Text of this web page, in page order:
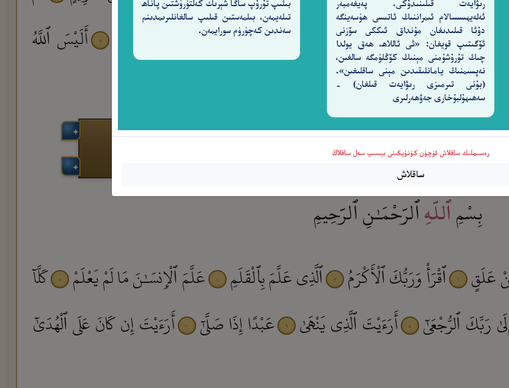
رىۋايەت قىلىنىدۇكى، پەيغەمبەر
ئەلەيھىسسالام ئىمراننىڭ ئاتىسى ھۈسەينگە
دۇئا قىلىدىغان مۇنداق ئىككى سۆزنى
ئۆگىتىپ قويغان: «ئى ئاللاھ، ھەق يولدا
چىڭ تۇرۇشۇمنى مېنىڭ كۆڭلۈمگە سالغىن،
نەپسىمنىڭ يامانلىقىدىن مېنى ساقلىغىن».
(بۇنى تىرمىزى رىۋايەت قىلغان) -
سەھىھۇلبۇخارى جەۋھەرلىرى
بىلىپ تۇرۇپ ساڭا شېرىك كەلتۈرۈشتىن پاناھ
تىلەيمەن، بىلمەستىن قىلىپ سالغانلىرىمدىنم
سەندىن كەچۈرۈم سورايمەن.
رەسىملىك ساقلاش ئۈچۈن كۇنۇپكىنى بېسىپ سەل ساقلاڭ
ساقلاش
وَعَمِلُوا۟ ٱلصَّـٰلِحَـٰتِ فَلَهُمْ أَجْرٌ غَيْرُ مَمْنُونٍ فَمَا يُكَذِّبُكَ بَعْدُ بِٱلدِّينِ ٧
أَلَيْسَ ٱللَّهُ
سُورَةُ العَلَقِمَكِّيَّةٌ
وَهِيَ ١٩ آيَةً
بِسْمِٱللَّهِٱلرَّحْمَـٰنِٱلرَّحِيمِ
عَلَقٍ ٢ ٱقْرَأْ وَرَبُّكَ ٱلْأَكْرَمُ ٣ ٱلَّذِى عَلَّمَ بِٱلْقَلَمِ ٤ عَلَّمَ ٱلْإِنسَـٰنَ مَا لَمْ يَعْلَمْ ٥
كَلَّآ
رَبِّكَ ٱلرُّجْعَىٰٓ ٨ أَرَءَيْتَ ٱلَّذِى يَنْهَىٰ ٩ عَبْدًا إِذَا صَلَّىٰٓ ١٠ أَرَءَيْتَ إِن كَانَ عَلَى ٱلْهُدَىٰٓ